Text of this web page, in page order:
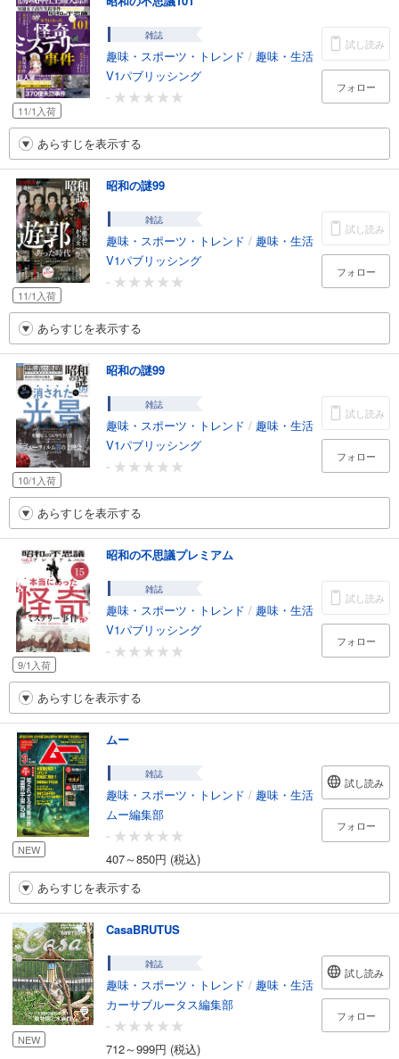
11/1入荷
雑誌
趣味・スポーツ・トレンド / 趣味・生活
V1パブリッシング
-
試し読み
フォロー
あらすじを表示する
11/1入荷
昭和の謎99
雑誌
趣味・スポーツ・トレンド / 趣味・生活
V1パブリッシング
-
試し読み
フォロー
あらすじを表示する
10/1入荷
昭和の謎99
雑誌
趣味・スポーツ・トレンド / 趣味・生活
V1パブリッシング
-
試し読み
フォロー
あらすじを表示する
9/1入荷
昭和の不思議プレミアム
雑誌
趣味・スポーツ・トレンド / 趣味・生活
V1パブリッシング
-
試し読み
フォロー
あらすじを表示する
NEW
ムー
雑誌
趣味・スポーツ・トレンド / 趣味・生活
ムー編集部
-
407～850円 (税込)
試し読み
フォロー
あらすじを表示する
NEW
CasaBRUTUS
雑誌
趣味・スポーツ・トレンド / 趣味・生活
カーサブルータス編集部
-
712～999円 (税込)
試し読み
フォロー